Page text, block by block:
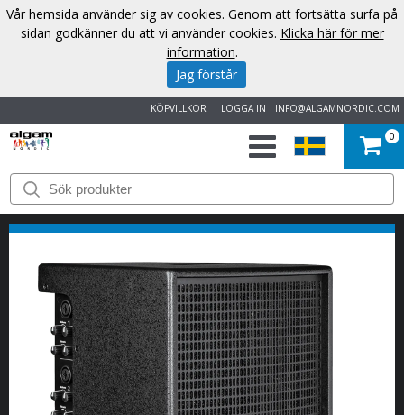
INFO@ALGAMNORDIC.COM
LOGGA IN
KÖPVILLKOR
START
VARUMÄRKEN
NYHETER
OM
OSS
KONTAKT
0
Vår hemsida använder sig av cookies. Genom att fortsätta surfa på
sidan godkänner du att vi använder cookies. Klicka här för mer
information.
Jag förstår